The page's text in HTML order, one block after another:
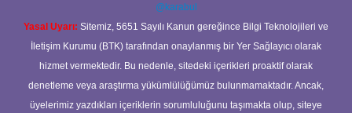
@karabul
Yasal Uyarı: Sitemiz, 5651 Sayılı Kanun gereğince Bilgi Teknolojileri ve
İletişim Kurumu (BTK) tarafından onaylanmış bir Yer Sağlayıcı olarak
hizmet vermektedir. Bu nedenle, sitedeki içerikleri proaktif olarak
denetleme veya araştırma yükümlülüğümüz bulunmamaktadır. Ancak,
üyelerimiz yazdıkları içeriklerin sorumluluğunu taşımakta olup, siteye